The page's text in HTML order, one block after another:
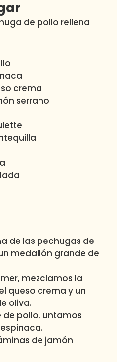
de pollo rellena
crema
serrano
de las pechugas de
medallón grande de
mezclamos la
queso crema y un
oliva.
de pollo, untamos
de jamón